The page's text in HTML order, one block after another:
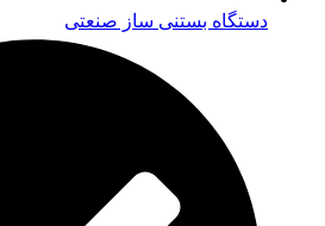
دستگاه بستنی ساز صنعتی